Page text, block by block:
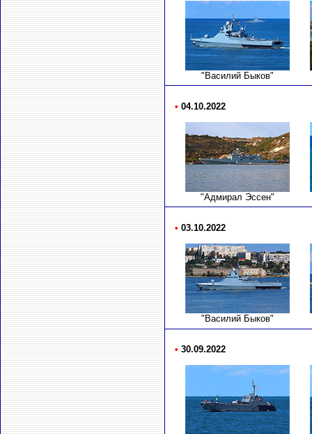
"Василий Быков"
• 04.10.2022
"Адмирал Эссен"
• 03.10.2022
"Василий Быков"
• 30.09.2022